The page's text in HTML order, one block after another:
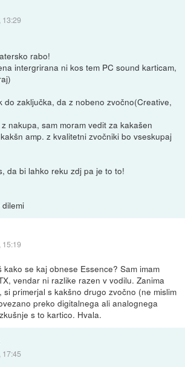
13:29
rabo!
intergrirana ni kos tem PC sound karticam,
do zaključka, da z nobeno zvočno(Creative,
nakupa, sam moram vedit za kakašen
amp. z kvalitetni zvočniki bo vseskupaj
da bi lahko reku zdj pa je to to!
15:19
kako se kaj obnese Essence? Sam imam
vendar ni razlike razen v vodilu. Zanima
si primerjal s kakšno drugo zvočno (ne mislim
preko digitalnega ali analognega
s to kartico. Hvala.
17:45